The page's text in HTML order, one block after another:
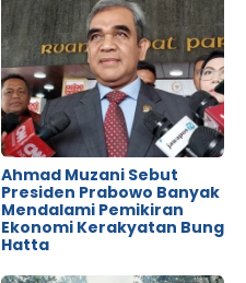
Ahmad Muzani Sebut
Presiden Prabowo Banyak
Mendalami Pemikiran
Ekonomi Kerakyatan Bung
Hatta